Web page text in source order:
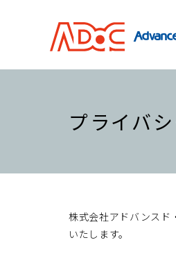
プライバ
株式会社アドバンスド
いたします。